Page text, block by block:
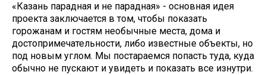
«Казань парадная и не парадная» - основная идея
проекта заключается в том, чтобы показать
горожанам и гостям необычные места, дома и
достопримечательности, либо известные объекты, но
под новым углом. Мы постараемся попасть туда, куда
обычно не пускают и увидеть и показать все изнутри.